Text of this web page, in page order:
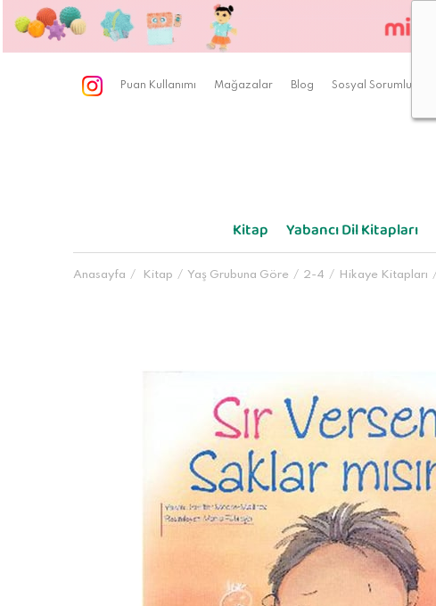
Puan Kullanımı Mağazalar Blog Sosyal Sorumluluk
Kitap Yabancı Dil Kitapları
Anasayfa Kitap Yaş Grubuna Göre 2-4 Hikaye Kitapları